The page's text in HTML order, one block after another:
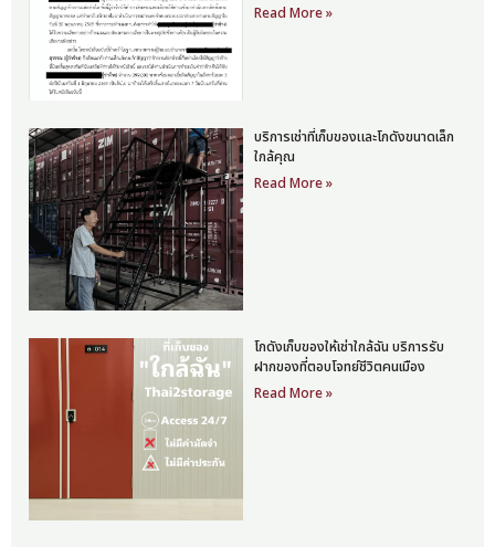
Read More »
บริการเช่าที่เก็บของและโกดังขนาดเล็ก
ใกล้คุณ
Read More »
โกดังเก็บของให้เช่าใกล้ฉัน บริการรับ
ฝากของที่ตอบโจทย์ชีวิตคนเมือง
Read More »